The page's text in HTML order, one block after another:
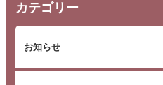
カテゴリー
お知らせ